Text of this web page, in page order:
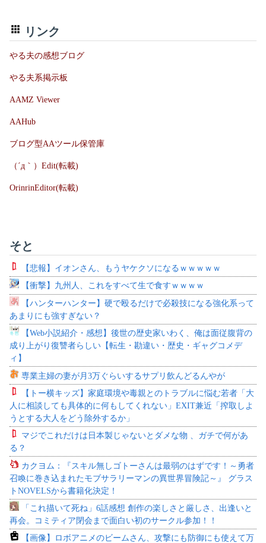
リンク
やる夫の感想ブログ
やる夫系掲示板
AAMZ Viewer
AAHub
ブログ型AAツール保管庫
（´д｀）Edit(転載)
OrinrinEditor(転載)
そと
【悲報】イオンさん、もうヤケクソになるｗｗｗｗｗ
【衝撃】九州人、これをすべて生で食すｗｗｗｗ
【ハンターハンター】硬で殴るだけで必殺技になる強化系って
あまりにも強すぎない？
【Web小説紹介・感想】後世の歴史家いわく、俺は面従腹背の
成り上がり復讐者らしい【転生・勘違い・歴史・ギャグコメデ
ィ】
専業主婦の妻が月3万ぐらいするサプリ飲んどるんやが
【トー横キッズ】家庭環境や毒親とのトラブルに悩む若者「大
人に相談しても具体的に何もしてくれない」EXIT兼近「搾取しよ
うとする大人をどう除外するか」
マジでこれだけは日本製じゃないとダメな物 、ガチで何があ
る？
カクヨム：『スキル無しゴトーさんは最弱のはずです！～勇者
召喚に巻き込まれたモブサラリーマンの異世界冒険記～』 グラス
トNOVELSから書籍化決定！
「これ描いて死ね」6話感想 創作の楽しさと厳しさ、出逢いと
再会。コミティア閉会まで面白い初のサークル参加！！
【画像】ロボアニメのビームさん、攻撃にも防御にも使えて万